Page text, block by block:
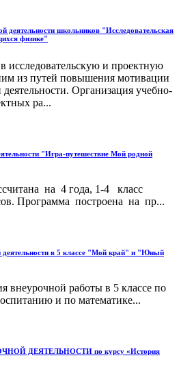
деятельности школьников "Исследовательская
физике"
исследовательскую и проектную
из путей повышения мотивации
Организация учебно-
ра...
"Игра-путешествие Мой родной
на 4 года, 1-4 класс
Программа построена на пр...
деятельности в 5 классе "Мой край" и "Юный
внеурочной работы в 5 классе по
и по математике...
ДЕЯТЕЛЬНОСТИ по курсу «История